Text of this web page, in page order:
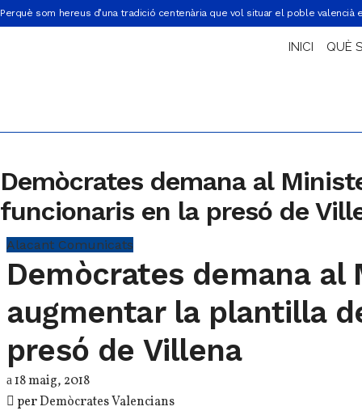
Perquè som hereus d’una tradició centenària que vol situar el poble valencià
INICI QUÈ
Demòcrates demana al
funcionaris en la presó de
Alacant Comunicats
Demòcrates demana al
augmentar la plantilla
presó de Villena
18 maig, 2018
perDemòcrates Valencians